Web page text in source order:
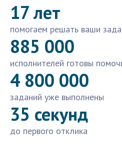
17 лет
помогаем решать ваши
885 000
исполнителей готовы
4 800 000
заданий уже выполнены
35 секунд
до первого отклика